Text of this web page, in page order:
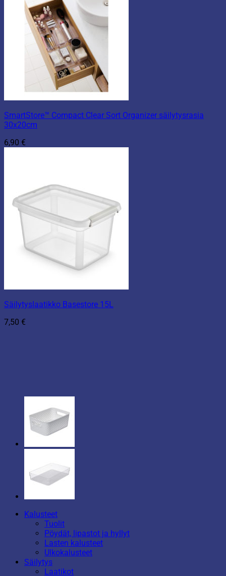
SmartStore™ Compact Clear Sort Organizer säilytysrasia
30x20cm
6,90 €
Säilytyslaatikko Basestore 15L
7,50 €
Kalusteet
Tuolit
Pöydät, lipastot ja hyllyt
Lasten kalusteet
Ulkokalusteet
Säilytys
Laatikot